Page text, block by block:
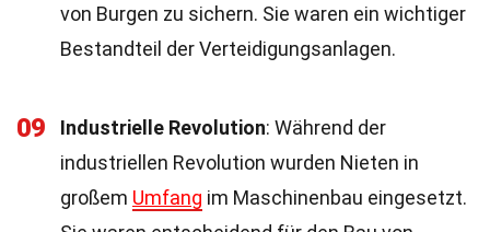
von Burgen zu sichern. Sie waren ein wichtiger
Bestandteil der Verteidigungsanlagen.
09 Industrielle Revolution: Während der
industriellen Revolution wurden Nieten in
großem Umfang im Maschinenbau eingesetzt.